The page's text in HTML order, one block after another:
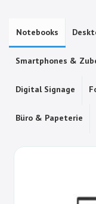
Notebooks
Smartphones &
Digital Signage
Büro & Papeterie